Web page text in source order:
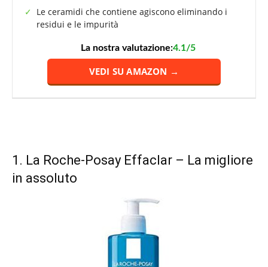
Le ceramidi che contiene agiscono eliminando i
residui e le impurità
La nostra valutazione:4.1/5
VEDI SU AMAZON →
1. La Roche-Posay Effaclar – La migliore
in assoluto